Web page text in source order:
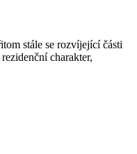
stále se rozvíjející části
charakter,